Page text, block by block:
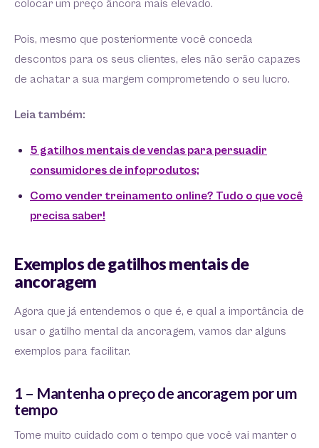
colocar um preço âncora mais elevado.
Pois, mesmo que posteriormente você conceda
descontos para os seus clientes, eles não serão capazes
de achatar a sua margem comprometendo o seu lucro.
Leia também:
5 gatilhos mentais de vendas para persuadir
consumidores de infoprodutos;
Como vender treinamento online? Tudo o que você
precisa saber!
Exemplos de gatilhos mentais de
ancoragem
Agora que já entendemos o que é, e qual a importância de
usar o gatilho mental da ancoragem, vamos dar alguns
exemplos para facilitar.
1 – Mantenha o preço de ancoragem por um
tempo
Tome muito cuidado com o tempo que você vai manter o